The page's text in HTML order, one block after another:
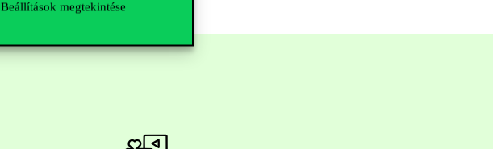
Beállítások megtekintése